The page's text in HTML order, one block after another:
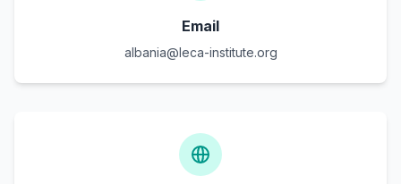
Email
albania@leca-institute.org